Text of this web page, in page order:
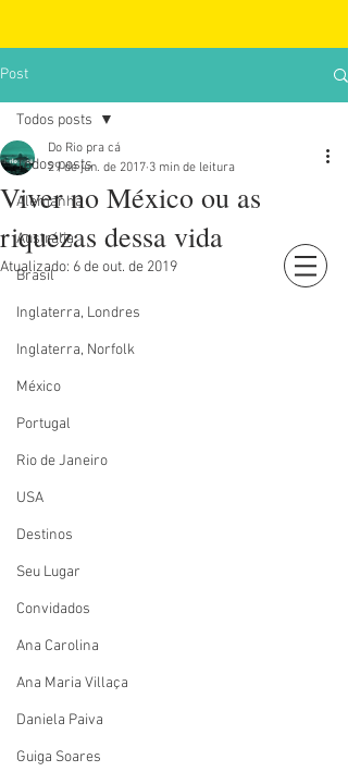
Post
Todos posts
Alemanha
Austrália
Brasil
Inglaterra, Londres
Inglaterra, Norfolk
México
Portugal
Rio de Janeiro
USA
Destinos
Seu Lugar
Convidados
Ana Carolina
Ana Maria Villaça
Daniela Paiva
Guiga Soares
Todos posts
Viver no México ou as
riquezas dessa vida
Do Rio pra cá
29 de jun. de 2017 3 min de leitura
Atualizado: 6 de out. de 2019